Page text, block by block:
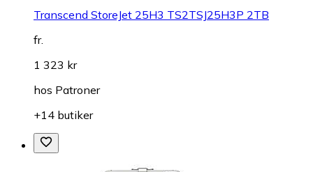
Transcend StoreJet 25H3 TS2TSJ25H3P 2TB
fr.
1 323 kr
hos Patroner
+14 butiker